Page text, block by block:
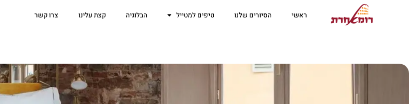
ראשי הסיורים שלנו טיפים למטייל הבלוגיה קצת עלינו צרו קשר